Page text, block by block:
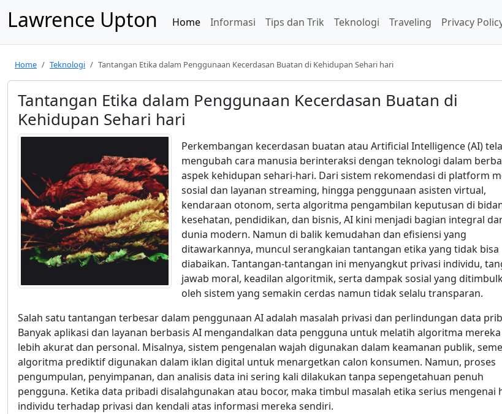
Lawrence Upton Home Informasi Tips dan Trik Teknologi Traveling Privacy
Home Teknologi Tantangan Etika dalam Penggunaan Kecerdasan Buatan di Kehidupan Sehari hari
Tantangan Etika dalam Penggunaan Kecerdasan Buatan di
Kehidupan Sehari hari
Perkembangan kecerdasan buatan atau Artificial Intelligence (AI)
mengubah cara manusia berinteraksi dengan teknologi dalam
aspek kehidupan sehari-hari. Dari sistem rekomendasi di platform
sosial dan layanan streaming, hingga penggunaan asisten virtual,
kendaraan otonom, serta algoritma pengambilan keputusan di
kesehatan, pendidikan, dan bisnis, AI kini menjadi bagian integral
dunia modern. Namun di balik kemudahan dan efisiensi yang
ditawarkannya, muncul serangkaian tantangan etika yang tidak bisa
diabaikan. Tantangan-tantangan ini menyangkut privasi individu,
jawab moral, keadilan algoritmik, serta dampak sosial yang
oleh sistem yang semakin cerdas namun tidak selalu transparan.
Salah satu tantangan terbesar dalam penggunaan AI adalah masalah privasi dan perlindungan data
Banyak aplikasi dan layanan berbasis AI mengandalkan data pengguna untuk melatih algoritma
lebih akurat dan personal. Misalnya, sistem pengenalan wajah digunakan dalam keamanan publik,
algoritma prediktif digunakan dalam iklan digital untuk menargetkan calon konsumen. Namun, proses
pengumpulan, penyimpanan, dan analisis data ini sering kali dilakukan tanpa sepengetahuan penuh
pengguna. Ketika data pribadi disalahgunakan atau bocor, maka timbul masalah etika serius mengenai
individu terhadap privasi dan kendali atas informasi mereka sendiri.